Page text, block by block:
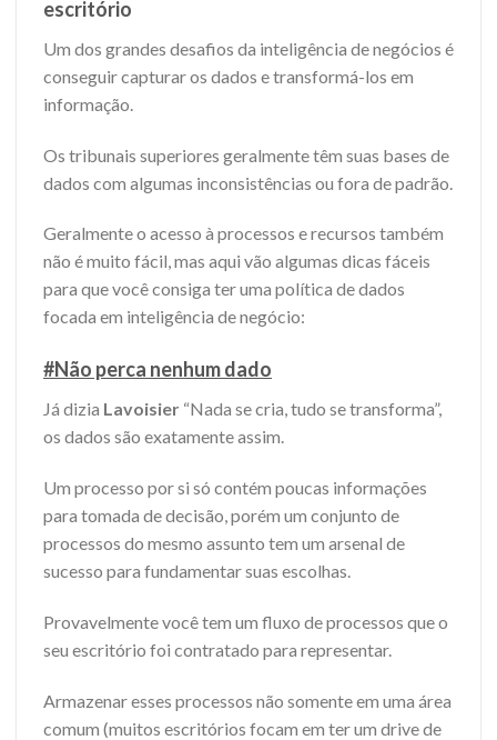
escritório
Um dos grandes desafios da inteligência de negócios é
conseguir capturar os dados e transformá-los em
informação.
Os tribunais superiores geralmente têm suas bases de
dados com algumas inconsistências ou fora de padrão.
Geralmente o acesso à processos e recursos também
não é muito fácil, mas aqui vão algumas dicas fáceis
para que você consiga ter uma política de dados
focada em inteligência de negócio:
#Não perca nenhum dado
Já dizia Lavoisier “Nada se cria, tudo se transforma”,
os dados são exatamente assim.
Um processo por si só contém poucas informações
para tomada de decisão, porém um conjunto de
processos do mesmo assunto tem um arsenal de
sucesso para fundamentar suas escolhas.
Provavelmente você tem um fluxo de processos que o
seu escritório foi contratado para representar.
Armazenar esses processos não somente em uma área
comum (muitos escritórios focam em ter um drive de